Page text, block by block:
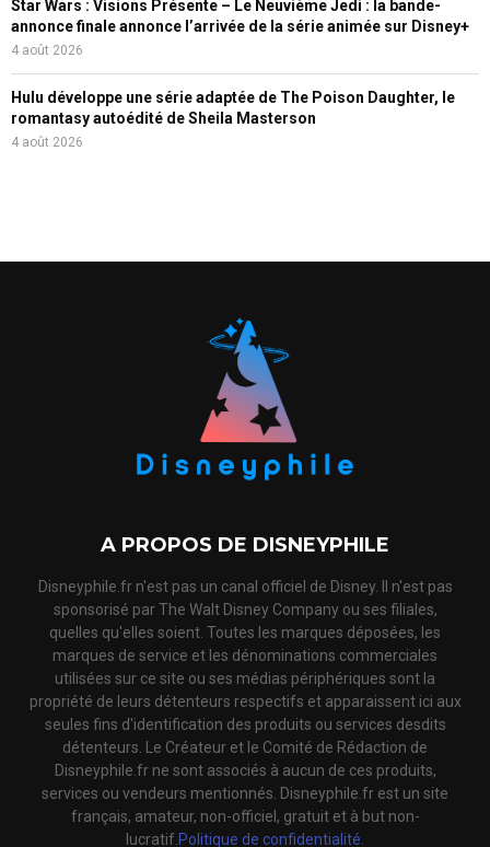
Star Wars : Visions Présente – Le Neuvième Jedi : la bande-
annonce finale annonce l’arrivée de la série animée sur Disney+
4 août 2026
Hulu développe une série adaptée de The Poison Daughter, le
romantasy autoédité de Sheila Masterson
4 août 2026
A PROPOS DE DISNEYPHILE
Disneyphile.fr n'est pas un canal officiel de Disney. Il n'est pas
sponsorisé par The Walt Disney Company ou ses filiales,
quelles qu'elles soient. Toutes les marques déposées, les
marques de service et les dénominations commerciales
utilisées sur ce site ou ses médias périphériques sont la
propriété de leurs détenteurs respectifs et apparaissent ici aux
seules fins d'identification des produits ou services desdits
détenteurs. Le Créateur et le Comité de Rédaction de
Disneyphile.fr ne sont associés à aucun de ces produits,
services ou vendeurs mentionnés. Disneyphile.fr est un site
français, amateur, non-officiel, gratuit et à but non-
lucratif.Politique de confidentialité.